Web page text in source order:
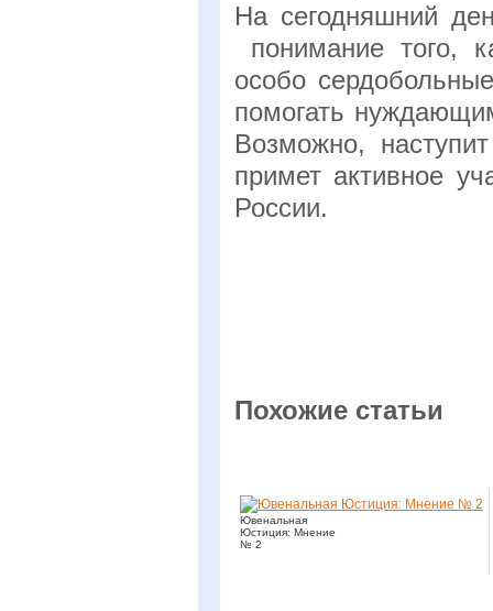
На сегодняшний
понимание того,
особо
помогать
Возможно,
примет активное
России.
Похожие статьи
Ювенальная
Юстиция: Мнение
№ 2